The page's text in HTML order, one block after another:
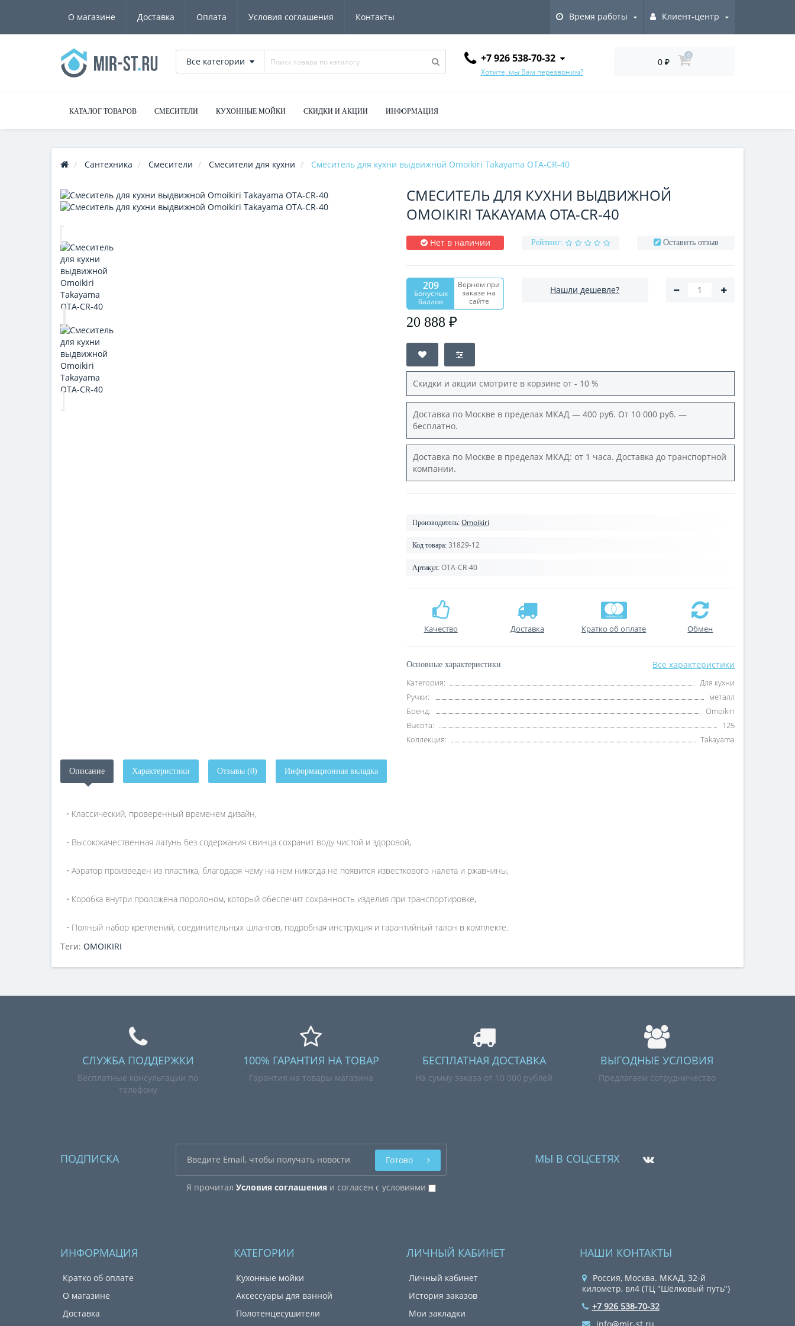
О магазине Доставка Оплата Условия соглашения Контакты Время работы Клиент-центр
Все категории +7 926 538-70-32
Хотите, мы Вам перезвоним?
0 ₽
0
КАТАЛОГ ТОВАРОВ СМЕСИТЕЛИ КУХОННЫЕ МОЙКИ СКИДКИ И АКЦИИ ИНФОРМАЦИЯ
Сантехника Смесители Смесители для кухни Смеситель для кухни выдвижной Omoikiri Takayama OTA-CR-40
СМЕСИТЕЛЬ ДЛЯ КУХНИ ВЫДВИЖНОЙ
OMOIKIRI TAKAYAMA OTA-CR-40
Нет в наличии Рейтинг: Оставить отзыв
209
Бонусных
баллов
Вернем при
заказе на
сайте
20 888 ₽
Нашли дешевле?
Скидки и акции смотрите в корзине от - 10 %
Доставка по Москве в пределах МКАД — 400 руб. От 10 000 руб. —
бесплатно.
Доставка по Москве в пределах МКАД: от 1 часа. Доставка до транспортной
компании.
Производитель: Omoikiri
Код товара: 31829-12
Артикул: OTA-CR-40
Качество Доставка Кратко об оплате Обмен
Основные характеристики Все характеристики
Категория:
Для кухни
Ручки:
металл
Бренд:
Omoikiri
Высота:
125
Коллекция:
Takayama
Описание Характеристики Отзывы (0) Информационная вкладка
• Классический, проверенный временем дизайн,
• Высококачественная латунь без содержания свинца сохранит воду чистой и здоровой,
• Аэратор произведен из пластика, благодаря чему на нем никогда не появится известкового налета и ржавчины,
• Коробка внутри проложена поролоном, который обеспечит сохранность изделия при транспортировке,
• Полный набор креплений, соединительных шлангов, подробная инструкция и гарантийный талон в комплекте.
Теги: OMOIKIRI
СЛУЖБА ПОДДЕРЖКИ
Бесплатные консультации по
телефону
100% ГАРАНТИЯ НА ТОВАР
Гарантия на товары магазина
БЕСПЛАТНАЯ ДОСТАВКА
На сумму заказа от 10 000 рублей
ВЫГОДНЫЕ УСЛОВИЯ
Предлагаем сотрудничество
ПОДПИСКА
Я прочитал Условия соглашенияи согласен с условиями
Готово МЫ В СОЦСЕТЯХ
ИНФОРМАЦИЯ
Кратко об оплате
О магазине
Доставка
КАТЕГОРИИ
Кухонные мойки
Аксессуары для ванной
Полотенцесушители
ЛИЧНЫЙ КАБИНЕТ
Личный кабинет
История заказов
Мои закладки
НАШИ КОНТАКТЫ
Россия, Москва. МКАД, 32-й
километр, вл4 (ТЦ "Шёлковый путь")
+7 926 538-70-32